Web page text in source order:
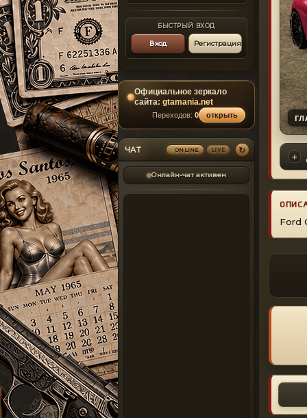
БЫСТРЫЙ ВХОД
Вход Регистрация
Официальное зеркало
сайта: gtamania.net
Переходов: 0 открыть
ЧАТ ONLINE LIVE ↻
Онлайн-чат активен
Ford